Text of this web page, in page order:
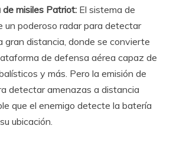
misiles Patriot: El sistema de
un poderoso radar para detectar
gran distancia, donde se convierte
de defensa aérea capaz de
y más. Pero la emisión de
detectar amenazas a distancia
que el enemigo detecte la batería
ubicación.